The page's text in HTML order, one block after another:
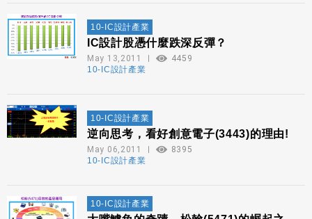
10-IC設計產業
IC設計股憑什麼跌深反彈？
May 13,2011
4459
10-IC設計產業
10-IC設計產業
逆向思考，看好創意電子(3443)的理由!
May 06,2011
8395
10-IC設計產業
10-IC設計產業